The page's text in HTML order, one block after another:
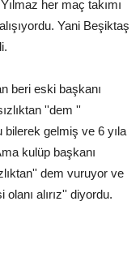
her maç takımı
Yani Beşiktaş
beri eski başkanı
''dem ''
gelmiş ve 6 yıla
kulüp başkanı
dem vuruyor ve
alırız'' diyordu.